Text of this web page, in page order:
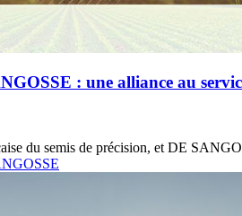
: une alliance au
du semis de précision, et DE